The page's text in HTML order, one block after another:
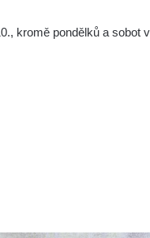
kromě pondělků a sobot